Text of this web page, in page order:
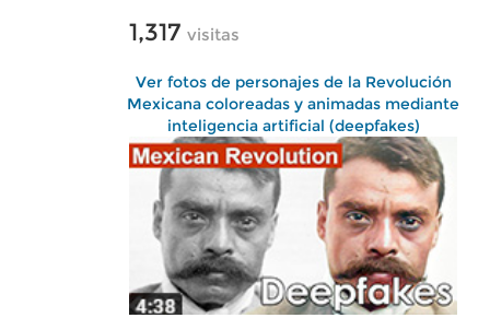
1,317 visitas
Ver fotos de personajes de la Revolución
Mexicana coloreadas y animadas mediante
inteligencia artificial (deepfakes)